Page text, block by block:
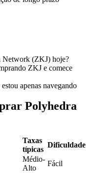
Network (ZKJ) hoje?
ZKJ e comece
apenas navegando
Polyhedra
Taxas
típicas
Dificuldade
Médio-
Alto
Fácil